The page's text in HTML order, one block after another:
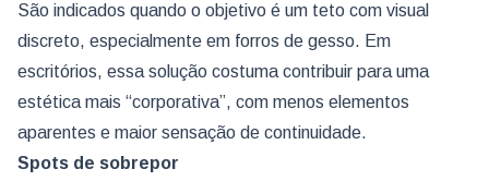
São indicados quando o objetivo é um teto com visual
discreto, especialmente em forros de gesso. Em
escritórios, essa solução costuma contribuir para uma
estética mais “corporativa”, com menos elementos
aparentes e maior sensação de continuidade.
Spots de sobrepor